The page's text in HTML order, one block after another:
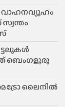
വാഹനവ്യൂഹം
ബെംഗളൂരു
മെട്രോ ലൈനിൽ